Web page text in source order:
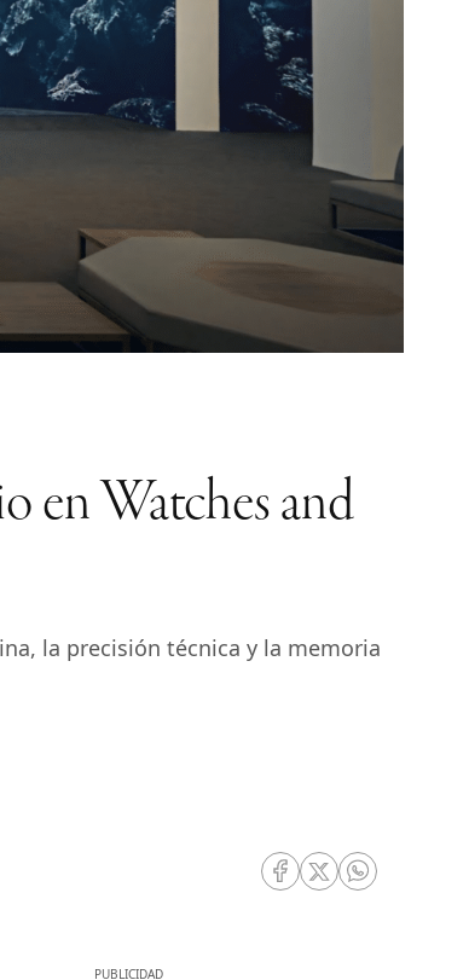
en Watches and
la precisión técnica y la memoria
RRSS Facebook
RRSS Twitter
RRSS